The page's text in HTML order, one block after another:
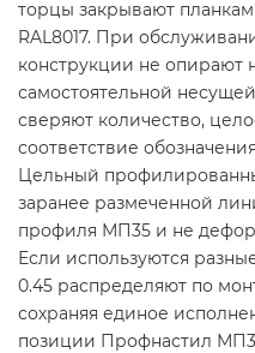
торцы закрывают
RAL8017. При
конструкции не опирают
самостоятельной
сверяют количество,
соответствие
Цельный
заранее размеченной
профиля МП35 и не
Если используются
0.45 распределяют по
сохраняя единое
позиции Профнастил